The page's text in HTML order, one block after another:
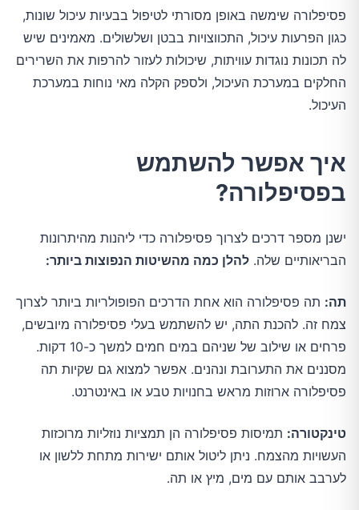
פסיפלורה שימשה באופן מסורתי לטיפול בבעיות עיכול שונות,
כגון הפרעות עיכול, התכווצויות בבטן ושלשולים. מאמינים שיש
לה תכונות נוגדות עוויתות, שיכולות לעזור להרפות את השרירים
החלקים במערכת העיכול, ולספק הקלה מאי נוחות במערכת
העיכול.
איך אפשר להשתמש
בפסיפלורה?
ישנן מספר דרכים לצרוך פסיפלורה כדי ליהנות מהיתרונות
הבריאותיים שלה. להלן כמה מהשיטות הנפוצות ביותר:
תה: תה פסיפלורה הוא אחת הדרכים הפופולריות ביותר לצרוך
צמח זה. להכנת התה, יש להשתמש בעלי פסיפלורה מיובשים,
פרחים או שילוב של שניהם במים חמים למשך כ-10 דקות.
מסננים את התערובת ונהנים. אפשר למצוא גם שקיות תה
פסיפלורה ארוזות מראש בחנויות טבע או באינטרנט.
טינקטורה: תמיסות פסיפלורה הן תמציות נוזליות מרוכזות
העשויות מהצמח. ניתן ליטול אותם ישירות מתחת ללשון או
לערבב אותם עם מים, מיץ או תה.